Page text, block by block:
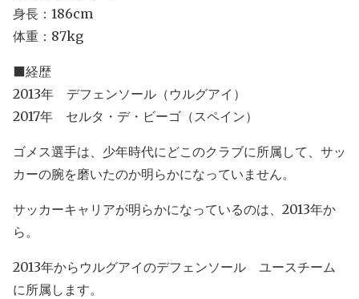
身長：186cm
体重：87kg
⬛経歴
2013年 デフェンソール（ウルグアイ）
2017年 セルタ・デ・ビーゴ（スペイン）
ゴメス選手は、少年時代にどこのクラブに所属して、サッ
カーの腕を磨いたのか明らかになっていません。
サッカーキャリアが明らかになっているのは、2013年か
ら。
2013年からウルグアイのデフェンソール ユースチーム
に所属します。